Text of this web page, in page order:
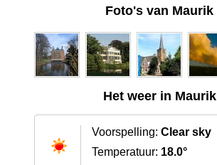
Foto's van Maurik
Het weer in Maurik
Voorspelling: Clear sky
Temperatuur: 18.0°